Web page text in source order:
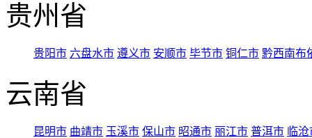
贵州省
贵阳市 六盘水市 遵义市 安顺市 毕节市 铜仁市 黔西南布
云南省
昆明市 曲靖市 玉溪市 保山市 昭通市 丽江市 普洱市 临